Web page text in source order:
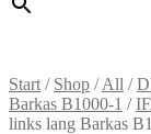
Start / Shop /All /
Barkas B1000-1 /
links lang Barkas